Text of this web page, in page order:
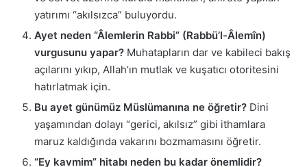
yatırımı “akılsızca” buluyordu.
Ayet neden “Âlemlerin Rabbi” (Rabbü’l-Âlemîn)
vurgusunu yapar? Muhatapların dar ve kabileci bakış
açılarını yıkıp, Allah’ın mutlak ve kuşatıcı otoritesini
hatırlatmak için.
Bu ayet günümüz Müslümanına ne öğretir? Dini
yaşamından dolayı “gerici, akılsız” gibi ithamlara
maruz kaldığında vakarını bozmamasını öğretir.
“Ey kavmim” hitabı neden bu kadar önemlidir?